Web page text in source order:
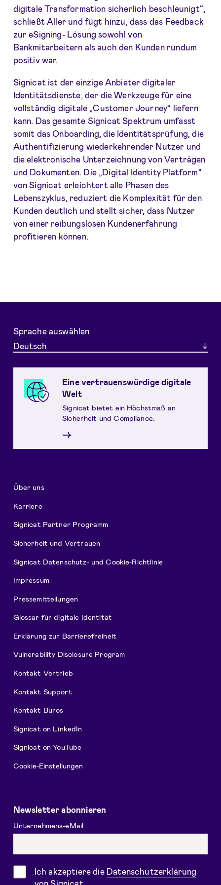
digitale Transformation sicherlich beschleunigt”,
schließt Aller und fügt hinzu, dass das Feedback
zur eSigning- Lösung sowohl von
Bankmitarbeitern als auch den Kunden rundum
positiv war.
Signicat ist der einzige Anbieter digitaler
Identitätsdienste, der die Werkzeuge für eine
vollständig digitale „Customer Journey“ liefern
kann. Das gesamte Signicat Spektrum umfasst
somit das Onboarding, die Identitätsprüfung, die
Authentifizierung wiederkehrender Nutzer und
die elektronische Unterzeichnung von Verträgen
und Dokumenten. Die „Digital Identity Platform“
von Signicat erleichtert alle Phasen des
Lebenszyklus, reduziert die Komplexität für den
Kunden deutlich und stellt sicher, dass Nutzer
von einer reibungslosen Kundenerfahrung
profitieren können.
Sprache auswählen
Deutsch
Eine vertrauenswürdige digitale
Welt
Signicat bietet ein Höchstmaß an
Sicherheit und Compliance.
→
Über uns
Karriere
Signicat Partner Programm
Sicherheit und Vertrauen
Signicat Datenschutz- und Cookie-Richtlinie
Impressum
Pressemitteilungen
Glossar für digitale Identität
Erklärung zur Barrierefreiheit
Vulnerability Disclosure Program
Kontakt Vertrieb
Kontakt Support
Kontakt Büros
Signicat on LinkedIn
Signicat on YouTube
Cookie-Einstellungen
Newsletter abonnieren
Unternehmens-eMail
Einwilligung
Ich akzeptiere die Datenschutzerklärung